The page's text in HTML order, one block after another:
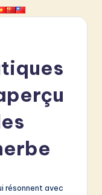
résonnent avec